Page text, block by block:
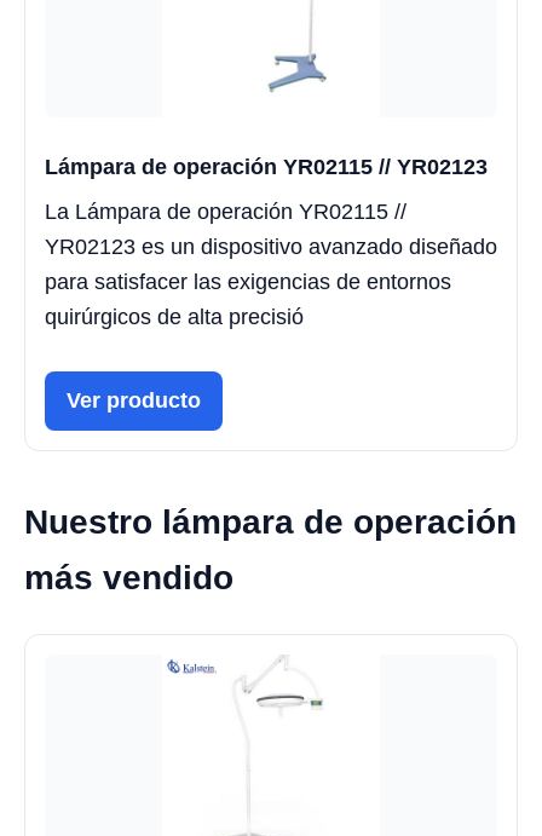
Lámpara de operación YR02115 // YR02123
La Lámpara de operación YR02115 //
YR02123 es un dispositivo avanzado diseñado
para satisfacer las exigencias de entornos
quirúrgicos de alta precisió
Ver producto
Nuestro lámpara de operación
más vendido